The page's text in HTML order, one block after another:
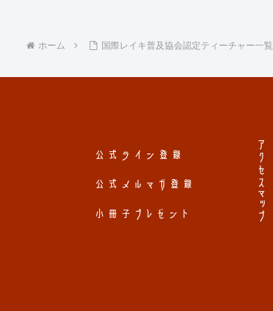
ホーム 国際レイキ普及協会認定ティーチャー一覧
公式ライン登録
公式メルマガ登録
小冊子プレゼント アクセスマップ